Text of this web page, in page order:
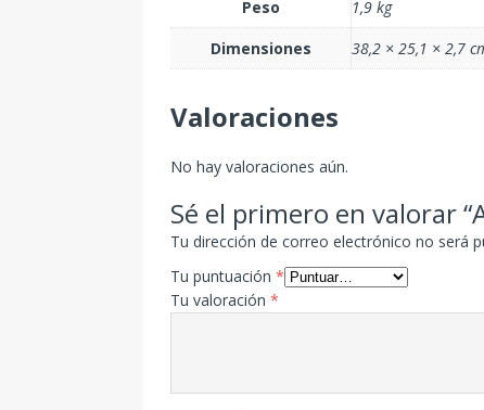
Peso
1,9 kg
Dimensiones
38,2 × 25,1 × 2,7
Valoraciones
No hay valoraciones aún.
Sé el primero en valorar
Tu dirección de correo electrónico no será
Tu puntuación *
Tu valoración *